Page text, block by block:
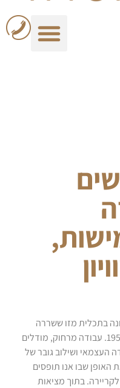
בתכלית מזו ששררה
בשנת 1954. עבודה מרחוק, מודלים
העצמאי ושילוב גובר של
האופן שבו אנו תופסים
לקריירה. בתוך מציאות